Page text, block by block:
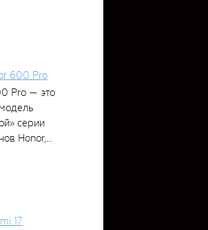
600 Pro
Pro — это
серии
Honor,...
17